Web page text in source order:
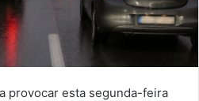
provocar esta segunda-feira